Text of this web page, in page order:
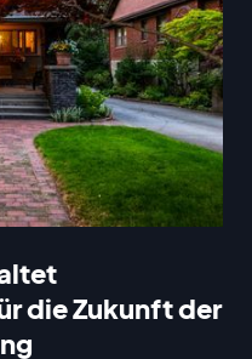
die Zukunft der